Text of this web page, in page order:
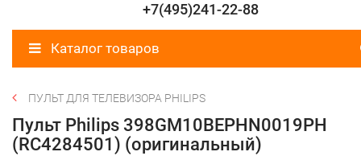
+7(495)241-22-88
Каталог товаров
ПУЛЬТ ДЛЯ ТЕЛЕВИЗОРА PHILIPS
Пульт Philips 398GM10BEPHN0019PH
(RC4284501) (оригинальный)